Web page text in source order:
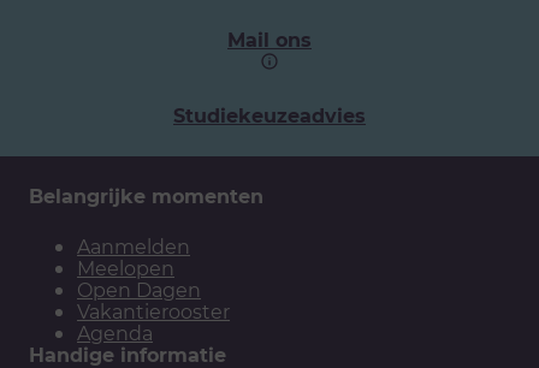
Mail ons
Studiekeuzeadvies
Belangrijke momenten
Aanmelden
Meelopen
Open Dagen
Vakantierooster
Agenda
Handige informatie